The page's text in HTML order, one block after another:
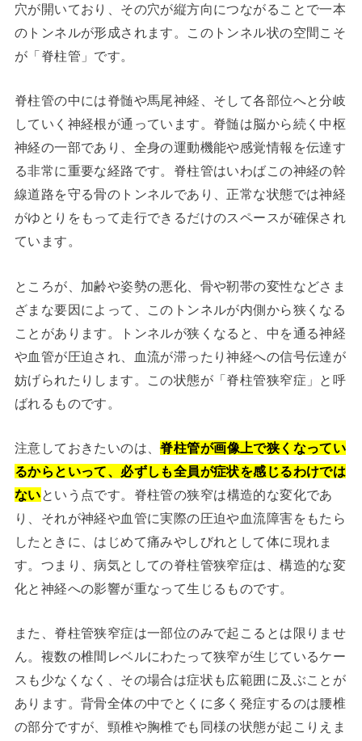
穴が開いており、その穴が縦方向につながることで一本
のトンネルが形成されます。このトンネル状の空間こそ
が「脊柱管」です。
脊柱管の中には脊髄や馬尾神経、そして各部位へと分岐
していく神経根が通っています。脊髄は脳から続く中枢
神経の一部であり、全身の運動機能や感覚情報を伝達す
る非常に重要な経路です。脊柱管はいわばこの神経の幹
線道路を守る骨のトンネルであり、正常な状態では神経
がゆとりをもって走行できるだけのスペースが確保され
ています。
ところが、加齢や姿勢の悪化、骨や靭帯の変性などさま
ざまな要因によって、このトンネルが内側から狭くなる
ことがあります。トンネルが狭くなると、中を通る神経
や血管が圧迫され、血流が滞ったり神経への信号伝達が
妨げられたりします。この状態が「脊柱管狭窄症」と呼
ばれるものです。
注意しておきたいのは、脊柱管が画像上で狭くなってい
るからといって、必ずしも全員が症状を感じるわけでは
ないという点です。脊柱管の狭窄は構造的な変化であ
り、それが神経や血管に実際の圧迫や血流障害をもたら
したときに、はじめて痛みやしびれとして体に現れま
す。つまり、病気としての脊柱管狭窄症は、構造的な変
化と神経への影響が重なって生じるものです。
また、脊柱管狭窄症は一部位のみで起こるとは限りませ
ん。複数の椎間レベルにわたって狭窄が生じているケー
スも少なくなく、その場合は症状も広範囲に及ぶことが
あります。背骨全体の中でとくに多く発症するのは腰椎
の部分ですが、頸椎や胸椎でも同様の状態が起こりえま